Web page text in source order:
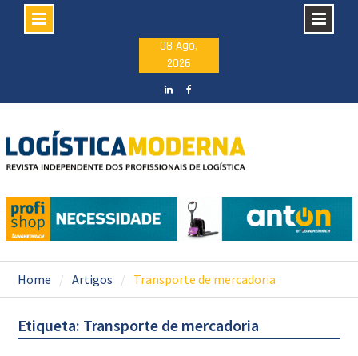
08 Ago,
2026
Home Artigos Transporte de mercadoria
Etiqueta: Transporte de mercadoria